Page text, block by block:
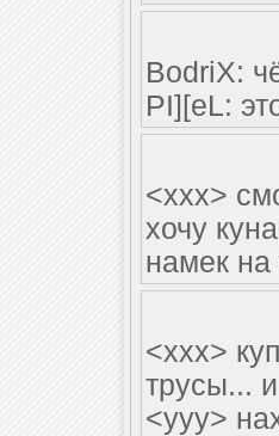
BodriX:
PI][eL:
<xxx>
хочу
намек на
<xxx>
трусы...
<yyy>